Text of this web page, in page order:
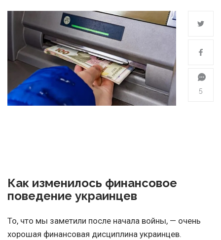
5
Как изменилось финансовое
поведение украинцев
То, что мы заметили после начала войны, — очень
хорошая финансовая дисциплина украинцев.